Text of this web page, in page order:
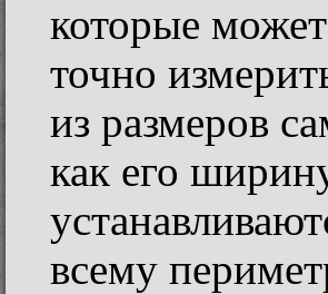
которые
точно
из размеров
как его
всему